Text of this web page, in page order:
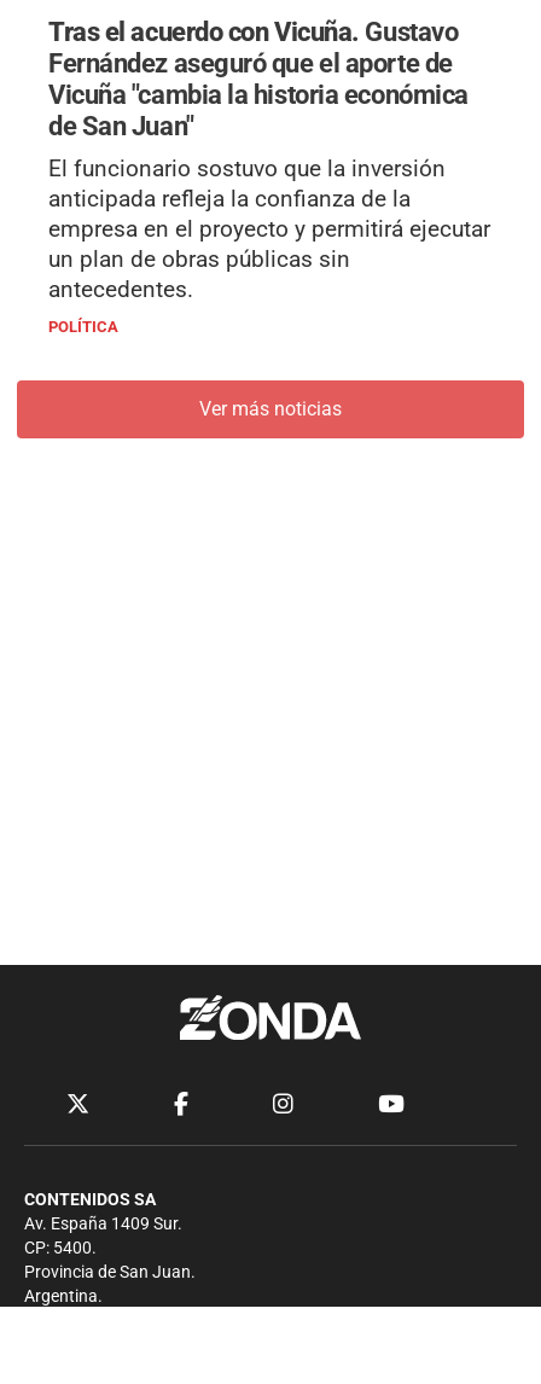
Tras el acuerdo con Vicuña. Gustavo
Fernández aseguró que el aporte de
Vicuña "cambia la historia económica
de San Juan"
El funcionario sostuvo que la inversión
anticipada refleja la confianza de la
empresa en el proyecto y permitirá ejecutar
un plan de obras públicas sin
antecedentes.
POLÍTICA
Ver más noticias
CONTENIDOS SA
Av. España 1409 Sur.
CP: 5400.
Provincia de San Juan.
Argentina.